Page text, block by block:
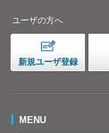
ユーザの方へ
新規ユーザ登録
MENU